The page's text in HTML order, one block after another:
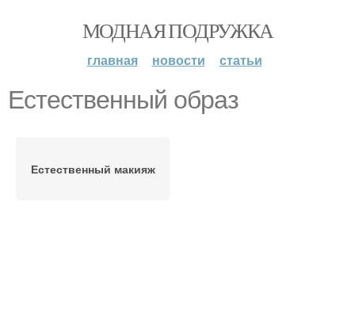
МОДНАЯ ПОДРУЖКА
главная новости статьи
Естественный образ
Естественный макияж